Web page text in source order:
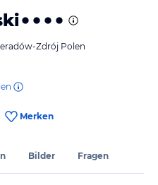
Zdrój Polen
Merken
Bilder Fragen